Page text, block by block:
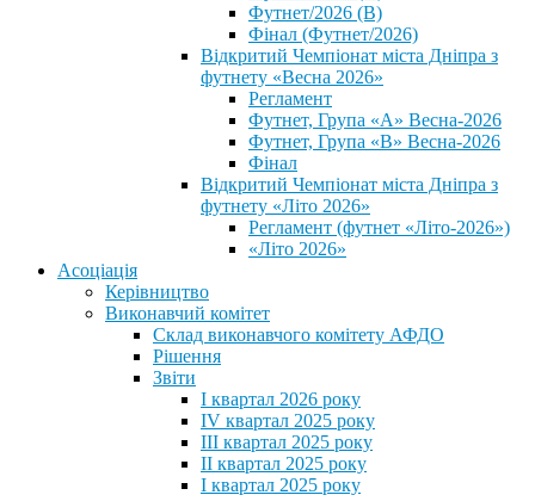
Футнет/2026 (В)
Фінал (Футнет/2026)
Відкритий Чемпіонат міста Дніпра з
футнету «Весна 2026»
Регламент
Футнет, Група «А» Весна-2026
Футнет, Група «В» Весна-2026
Фінал
Відкритий Чемпіонат міста Дніпра з
футнету «Літо 2026»
Регламент (футнет «Літо-2026»)
«Літо 2026»
Асоціація
Керівництво
Виконавчий комітет
Склад виконавчого комітету АФДО
Рішення
Звіти
I квартал 2026 року
IV квартал 2025 року
III квартал 2025 року
II квартал 2025 року
I квартал 2025 року